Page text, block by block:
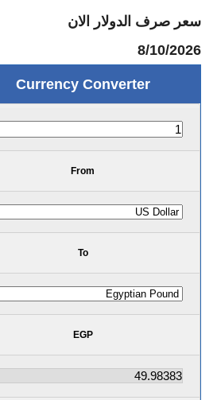
سعر صرف الدولار الان
8/10/2026
Currency Converter
From
To
EGP